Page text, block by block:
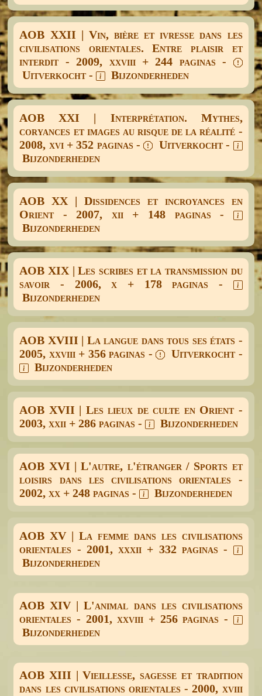
AOB XXII | Vin, bière et ivresse dans les
civilisations orientales. Entre plaisir et
interdit - 2009, xxviii + 244 paginas -
Uitverkocht -
Bijzonderheden
AOB XXI | Interprétation. Mythes,
coryances et images au risque de la réalité -
2008, xvi + 352 paginas -
Uitverkocht -
Bijzonderheden
AOB XX | Dissidences et incroyances en
Orient - 2007, xii + 148 paginas -
Bijzonderheden
AOB XIX | Les scribes et la transmission du
savoir - 2006, x + 178 paginas -
Bijzonderheden
AOB XVIII | La langue dans tous ses états -
2005, xxviii + 356 paginas -
Uitverkocht -
Bijzonderheden
AOB XVII | Les lieux de culte en Orient -
2003, xxii + 286 paginas -
Bijzonderheden
AOB XVI | L'autre, l'étranger / Sports et
loisirs dans les civilisations orientales -
2002, xx + 248 paginas -
Bijzonderheden
AOB XV | La femme dans les civilisations
orientales - 2001, xxxii + 332 paginas -
Bijzonderheden
AOB XIV | L'animal dans les civilisations
orientales - 2001, xxviii + 256 paginas -
Bijzonderheden
AOB XIII | Vieillesse, sagesse et tradition
dans les civilisations orientales - 2000, xviii